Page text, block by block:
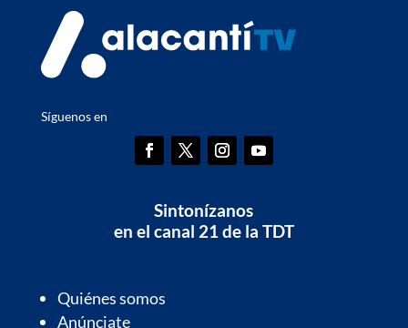
Síguenos en
Sintonízanos
en el canal 21 de la TDT
Quiénes somos
Anúnciate